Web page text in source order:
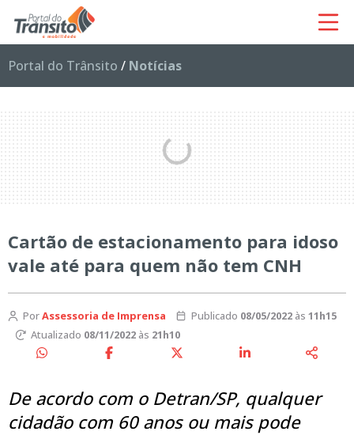
Portal do Trânsito / Notícias
Cartão de estacionamento para idoso
vale até para quem não tem CNH
PorAssessoria de Imprensa Publicado 08/05/2022às 11h15
Atualizado 08/11/2022às 21h10
De acordo com o Detran/SP, qualquer
cidadão com 60 anos ou mais pode